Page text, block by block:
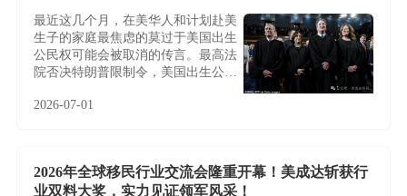
最近这几个月，在美华人和计划赴美
生子的家庭最焦虑的莫过于美国出生
公民权可能会被取消的传言。最高法
院否决特朗普限制令，美国出生公民
2026-07-01
2026年全球移民行业交流会隆重开幕！美成达斩获行
业双料大奖，实力见证领军风采！